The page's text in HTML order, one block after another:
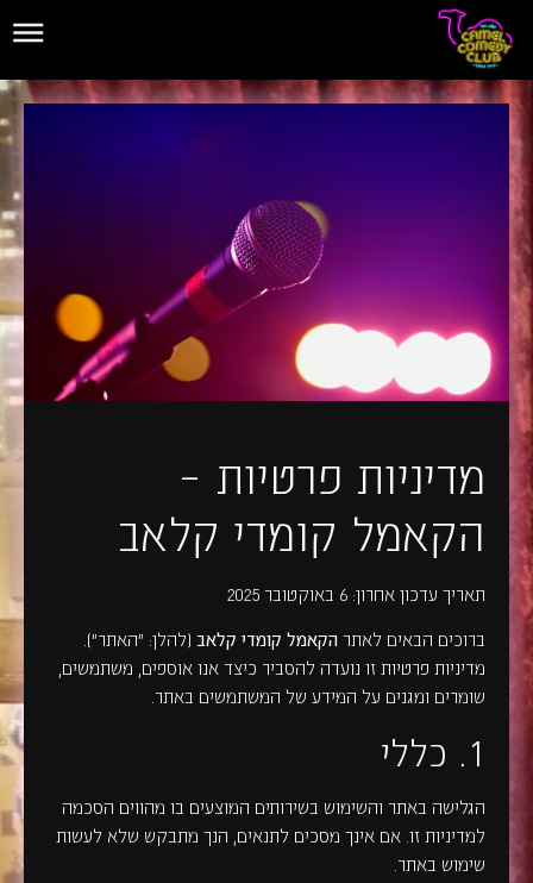
מדיניות פרטיות –
הקאמל קומדי קלאב
תאריך עדכון אחרון: ‎6 באוקטובר 2025
ברוכים הבאים לאתר הקאמל קומדי קלאב (להלן: "האתר").
מדיניות פרטיות זו נועדה להסביר כיצד אנו אוספים, משתמשים,
שומרים ומגנים על המידע של המשתמשים באתר.
1. כללי
הגלישה באתר והשימוש בשירותים המוצעים בו מהווים הסכמה
למדיניות זו. אם אינך מסכים לתנאים, הנך מתבקש שלא לעשות
שימוש באתר.